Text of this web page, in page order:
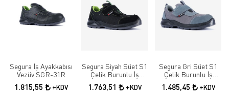
Segura İş Ayakkabısı
Vezüv SGR-31R
1.815,55 +KDV
Segura Siyah Süet S1
Çelik Burunlu İş
Güvenlik Ayakkabısı
SGR-52
1.763,51 +KDV
Segura Gri Süet S1
Çelik Burunlu İş
Güvenlik Ayakkabısı
SGR-51
1.485,45 +KDV